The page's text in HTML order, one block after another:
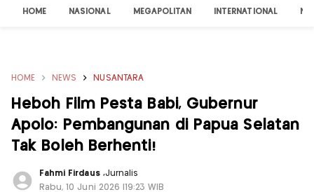
HOME NASIONAL MEGAPOLITAN INTERNATIONAL
HOME NEWS NUSANTARA
Heboh Film Pesta Babi, Gubernur
Apolo: Pembangunan di Papua Selatan
Tak Boleh Berhenti!
Fahmi Firdaus ,Jurnalis
Rabu, 10 Juni 2026 |19:23 WIB